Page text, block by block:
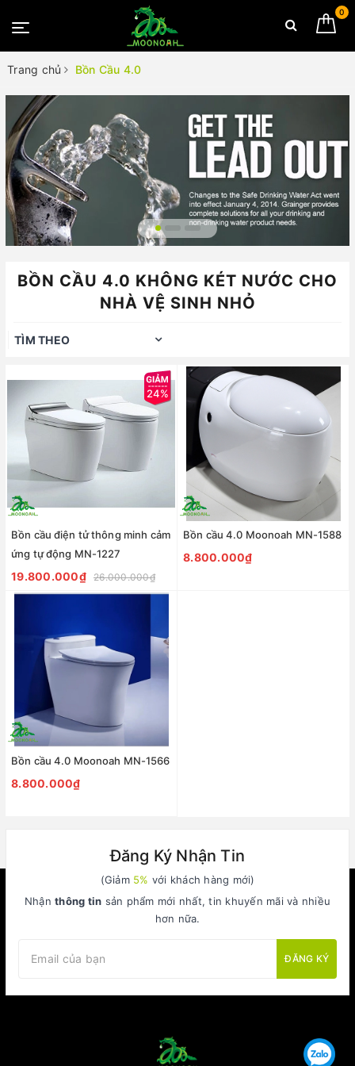
0
Trang chủ Bồn Cầu 4.0
BỒN CẦU 4.0 KHÔNG KÉT NƯỚC CHO
NHÀ VỆ SINH NHỎ
TÌM THEO
24%
Bồn cầu điện tử thông minh cảm
ứng tự động MN-1227
19.800.000₫ 26.000.000₫
Bồn cầu 4.0 Moonoah MN-1588
8.800.000₫
Bồn cầu 4.0 Moonoah MN-1566
8.800.000₫
Đăng Ký Nhận Tin
(Giảm 5% với khách hàng mới)
Nhậnthông tin sản phẩm mới nhất, tin khuyến mãi và nhiều
hơn nữa.
ĐĂNG KÝ